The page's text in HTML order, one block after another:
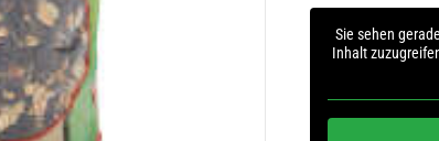
Sie sehen
Inhalt